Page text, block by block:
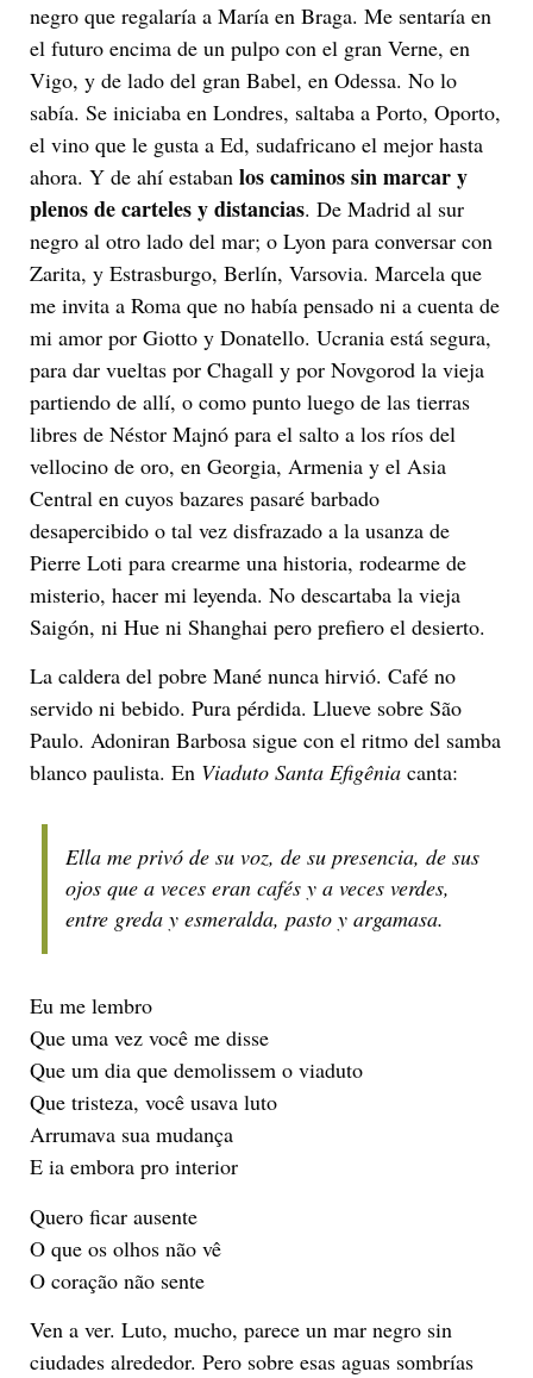
negro que regalaría a María en Braga. Me sentaría en
el futuro encima de un pulpo con el gran Verne, en
Vigo, y de lado del gran Babel, en Odessa. No lo
sabía. Se iniciaba en Londres, saltaba a Porto, Oporto,
el vino que le gusta a Ed, sudafricano el mejor hasta
ahora. Y de ahí estaban los caminos sin marcar y
plenos de carteles y distancias. De Madrid al sur
negro al otro lado del mar; o Lyon para conversar con
Zarita, y Estrasburgo, Berlín, Varsovia. Marcela que
me invita a Roma que no había pensado ni a cuenta de
mi amor por Giotto y Donatello. Ucrania está segura,
para dar vueltas por Chagall y por Novgorod la vieja
partiendo de allí, o como punto luego de las tierras
libres de Néstor Majnó para el salto a los ríos del
vellocino de oro, en Georgia, Armenia y el Asia
Central en cuyos bazares pasaré barbado
desapercibido o tal vez disfrazado a la usanza de
Pierre Loti para crearme una historia, rodearme de
misterio, hacer mi leyenda. No descartaba la vieja
Saigón, ni Hue ni Shanghai pero prefiero el desierto.
La caldera del pobre Mané nunca hirvió. Café no
servido ni bebido. Pura pérdida. Llueve sobre São
Paulo. Adoniran Barbosa sigue con el ritmo del samba
blanco paulista. En Viaduto Santa Efigênia canta:
Ella me privó de su voz, de su presencia, de sus
ojos que a veces eran cafés y a veces verdes,
entre greda y esmeralda, pasto y argamasa.
Eu me lembro
Que uma vez você me disse
Que um dia que demolissem o viaduto
Que tristeza, você usava luto
Arrumava sua mudança
E ia embora pro interior
Quero ficar ausente
O que os olhos não vê
O coração não sente
Ven a ver. Luto, mucho, parece un mar negro sin
ciudades alrededor. Pero sobre esas aguas sombrías